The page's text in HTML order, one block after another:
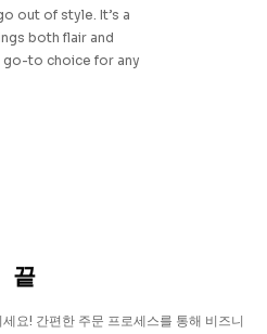
out of style. It’s a
both flair and
go-to choice for any
끝
요! 간편한 주문 프로세스를 통해 비즈니